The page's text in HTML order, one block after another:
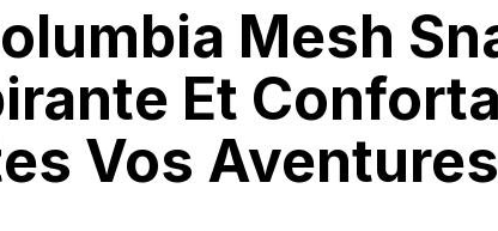
Mesh
Et
Vos Aventures